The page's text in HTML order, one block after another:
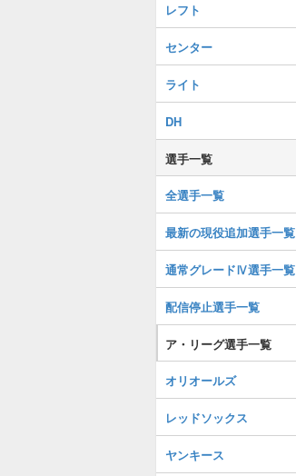
レフト
センター
ライト
DH
選手一覧
全選手一覧
最新の現役追加選手一覧
通常グレードⅣ選手一覧
配信停止選手一覧
ア・リーグ選手一覧
オリオールズ
レッドソックス
ヤンキース